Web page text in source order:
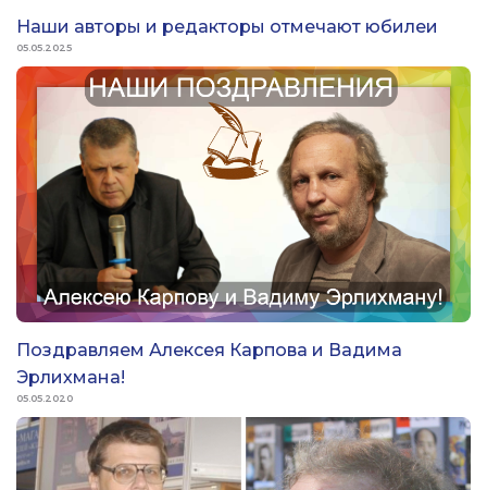
Наши авторы и редакторы отмечают юбилеи
05.05.2025
Поздравляем Алексея Карпова и Вадима
Эрлихмана!
05.05.2020